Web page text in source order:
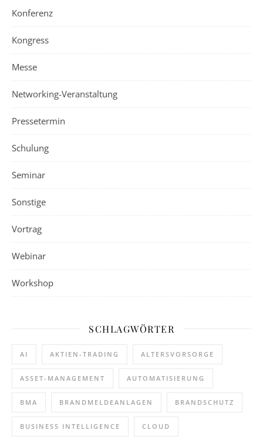
Konferenz
Kongress
Messe
Networking-Veranstaltung
Pressetermin
Schulung
Seminar
Sonstige
Vortrag
Webinar
Workshop
SCHLAGWÖRTER
AI AKTIEN-TRADING ALTERSVORSORGE
ASSET-MANAGEMENT AUTOMATISIERUNG
BMA BRANDMELDEANLAGEN BRANDSCHUTZ
BUSINESS INTELLIGENCE CLOUD